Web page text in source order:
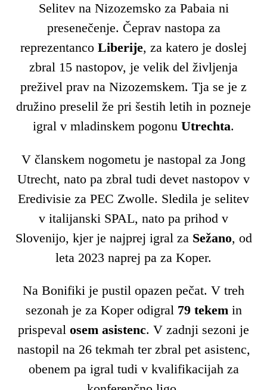
Selitev na Nizozemsko za Pabaia ni
presenečenje. Čeprav nastopa za
reprezentanco Liberije, za katero je doslej
zbral 15 nastopov, je velik del življenja
preživel prav na Nizozemskem. Tja se je z
družino preselil že pri šestih letih in pozneje
igral v mladinskem pogonu Utrechta.
V članskem nogometu je nastopal za Jong
Utrecht, nato pa zbral tudi devet nastopov v
Eredivisie za PEC Zwolle. Sledila je selitev
v italijanski SPAL, nato pa prihod v
Slovenijo, kjer je najprej igral za Sežano, od
leta 2023 naprej pa za Koper.
Na Bonifiki je pustil opazen pečat. V treh
sezonah je za Koper odigral 79 tekem in
prispeval osem asistenc. V zadnji sezoni je
nastopil na 26 tekmah ter zbral pet asistenc,
obenem pa igral tudi v kvalifikacijah za